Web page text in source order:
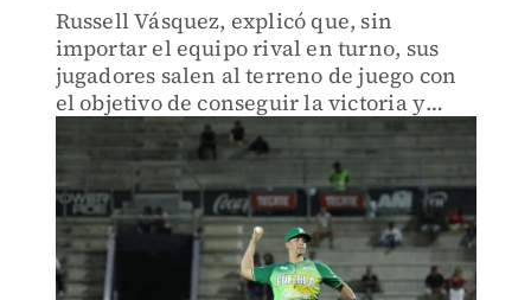
Russell Vásquez, explicó que, sin
importar el equipo rival en turno, sus
jugadores salen al terreno de juego con
el objetivo de conseguir la victoria y
luchar por un lugar en playoffs.